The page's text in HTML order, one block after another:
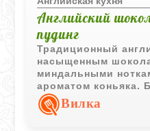
Английский
пудинг
Традиционный
насыщенным
миндальными
ароматом коньяка.
приготовлению на
получается
Вилка